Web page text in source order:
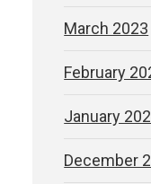
March 2023
February
January
December